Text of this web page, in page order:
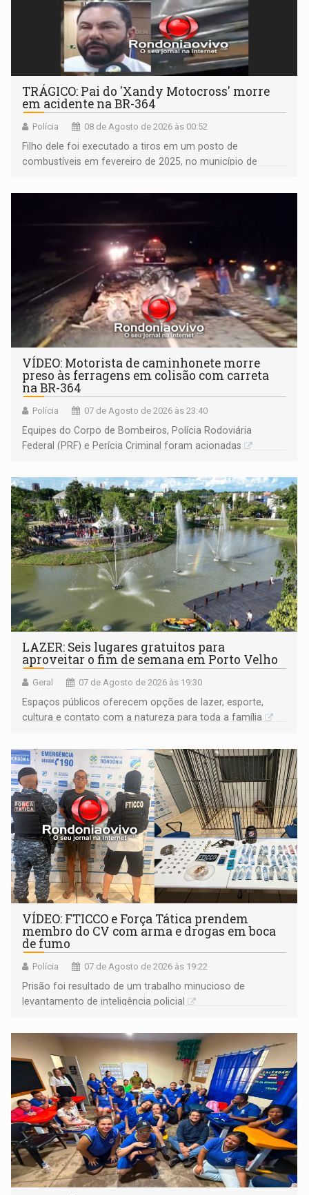
TRÁGICO: Pai do 'Xandy Motocross' morre
em acidente na BR-364
Polícia 08 de Agosto de 2026 às 00:52
Filho dele foi executado a tiros em um posto de
combustíveis em fevereiro de 2025, no município de
VÍDEO: Motorista de caminhonete morre
preso às ferragens em colisão com carreta
na BR-364
Polícia 07 de Agosto de 2026 às 23:40
Equipes do Corpo de Bombeiros, Polícia Rodoviária
Federal (PRF) e Perícia Criminal foram acionadas
LAZER: Seis lugares gratuitos para
aproveitar o fim de semana em Porto Velho
Geral 07 de Agosto de 2026 às 19:30
Espaços públicos oferecem opções de lazer, esporte,
cultura e contato com a natureza para toda a família
VÍDEO: FTICCO e Força Tática prendem
membro do CV com arma e drogas em boca
de fumo
Polícia 07 de Agosto de 2026 às 19:22
Prisão foi resultado de um trabalho minucioso de
levantamento de inteligência policial